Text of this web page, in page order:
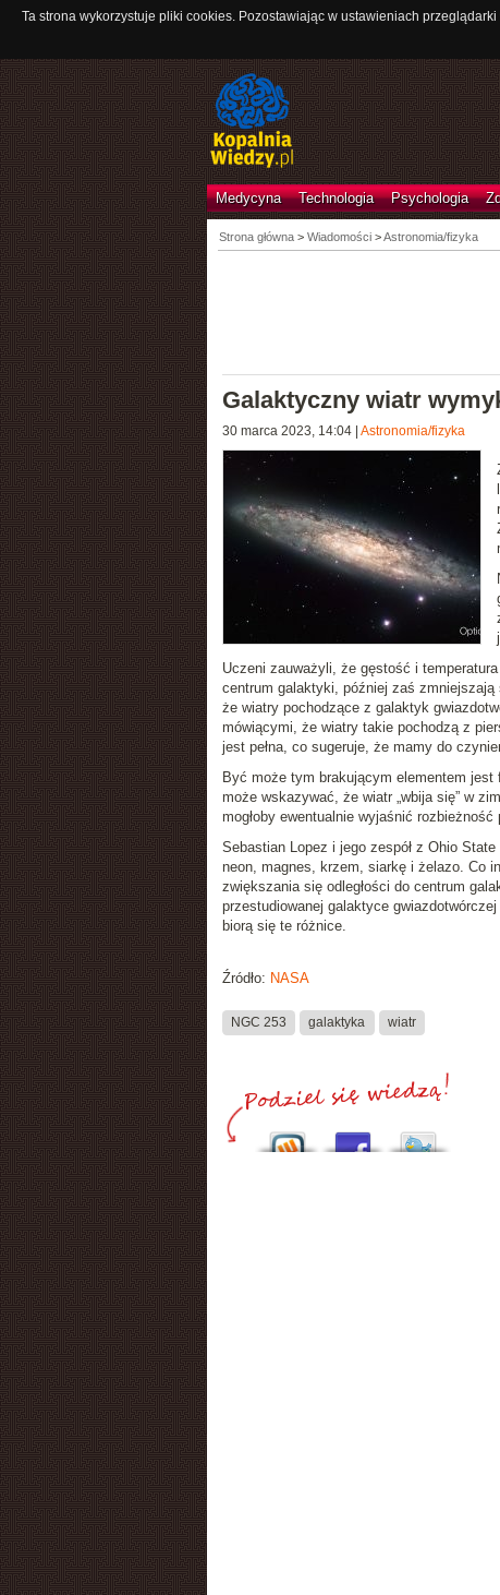
Ta strona wykorzystuje pliki cookies. Pozostawiając w ustawieniach
Medycyna Technologia Psychologia
Strona główna> Wiadomości >Astronomia/fizyka
Galaktyczny wiatr
30 marca 2023, 14:04| Astronomia/fizyka
Uczeni zauważyli, że gęstość i
centrum galaktyki, później zaś
że wiatry pochodzące z galaktyk
mówiącymi, że wiatry takie pochodzą z
jest pełna, co sugeruje, że mamy do
Być może tym brakującym elementem jest
może wskazywać, że wiatr „wbija się” w
mogłoby ewentualnie wyjaśnić
Sebastian Lopez i jego zespół z Ohio
neon, magnes, krzem, siarkę i żelazo. Co
zwiększania się odległości do centrum
przestudiowanej galaktyce
biorą się te różnice.
Źródło: NASA
NGC 253 galaktyka wiatr